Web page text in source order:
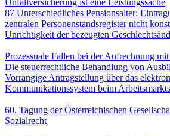
87 Unterschiedliches Pensionsalter:
zentralen Personenstandsregister nicht
Unrichtigkeit der bezeugten
Prozessuale Fallen bei der Aufrechnung
Die steuerrechtliche Behandlung von
Vorrangige Antragstellung über das
Kommunikationssystem beim
60. Tagung der Österreichischen
Sozialrecht